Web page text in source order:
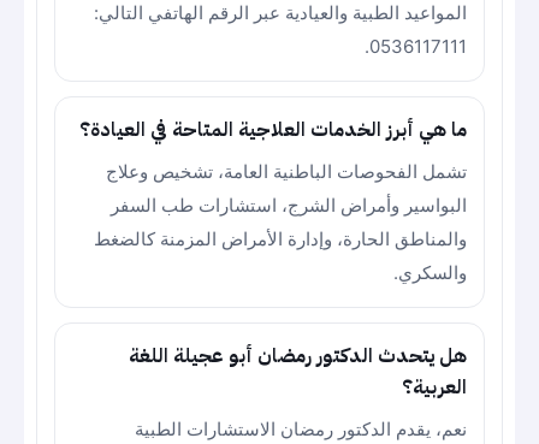
المواعيد الطبية والعيادية عبر الرقم الهاتفي التالي:
0536117111.
ما هي أبرز الخدمات العلاجية المتاحة في العيادة؟
تشمل الفحوصات الباطنية العامة، تشخيص وعلاج
البواسير وأمراض الشرج، استشارات طب السفر
والمناطق الحارة، وإدارة الأمراض المزمنة كالضغط
والسكري.
هل يتحدث الدكتور رمضان أبو عجيلة اللغة
العربية؟
نعم، يقدم الدكتور رمضان الاستشارات الطبية